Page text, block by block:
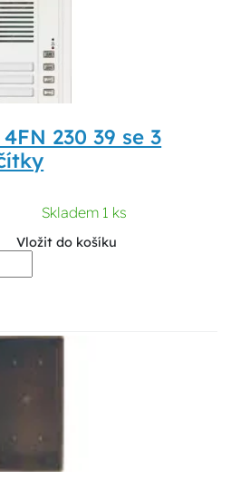
230 39 se 3
Skladem 1 ks
Vložit do košíku